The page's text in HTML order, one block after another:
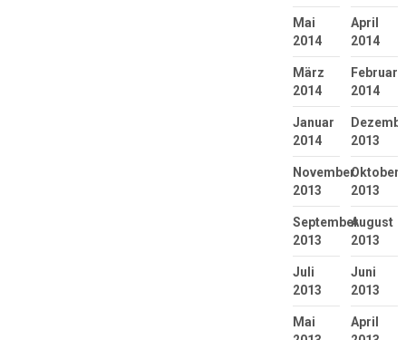
Mai
2014
April
2014
März
2014
Februar
2014
Januar
2014
2013
November
2013
Oktober
2013
September
2013
August
2013
Juli
2013
Juni
2013
Mai
April